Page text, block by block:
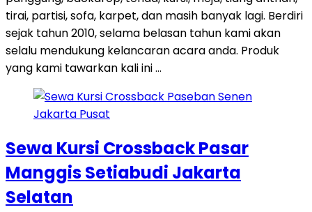
tirai, partisi, sofa, karpet, dan masih banyak lagi. Berdiri
sejak tahun 2010, selama belasan tahun kami akan
selalu mendukung kelancaran acara anda. Produk
yang kami tawarkan kali ini …
Sewa Kursi Crossback Pasar
Manggis Setiabudi Jakarta
Selatan